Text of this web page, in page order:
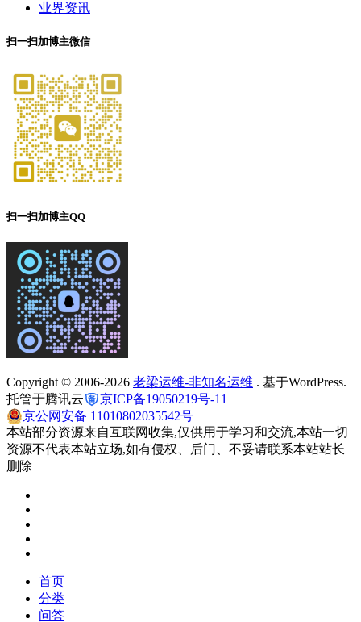
业界资讯
扫一扫加博主微信
扫一扫加博主QQ
Copyright © 2006-2026 老梁运维-非知名运维 . 基于WordPress.
托管于腾讯云
京ICP备19050219号-11
京公网安备 11010802035542号
本站部分资源来自互联网收集,仅供用于学习和交流,本站一切
资源不代表本站立场,如有侵权、后门、不妥请联系本站站长
删除
首页
分类
问答